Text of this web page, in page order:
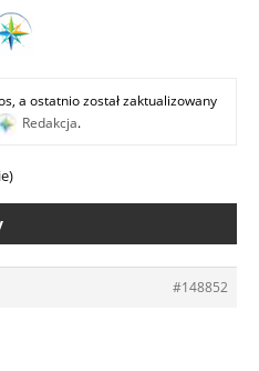
a ostatnio został zaktualizowany
Redakcja.
#148852